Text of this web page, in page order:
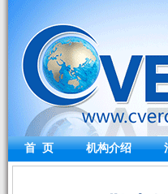
首 页 机构介绍